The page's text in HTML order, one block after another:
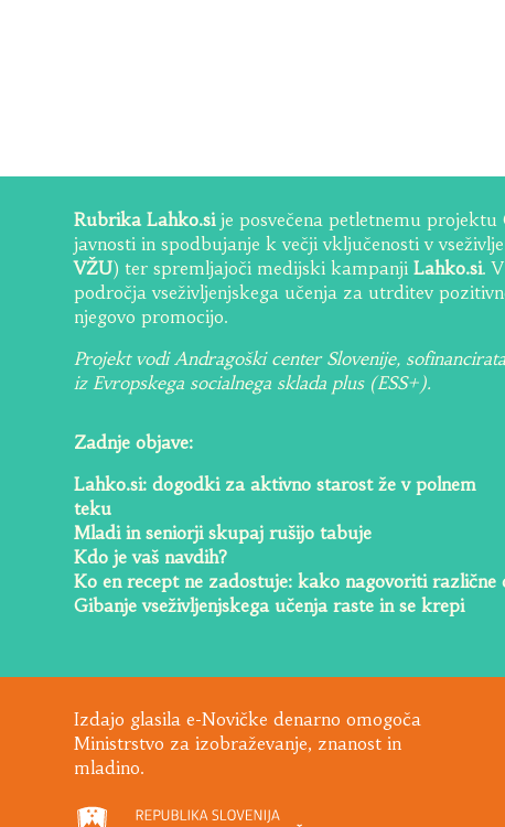
Rubrika Lahko.sije posvečena petletnemu projektu
javnosti in spodbujanje k večji vključenosti v
VŽU) ter spremljajoči medijski kampanji Lahko.si.
področja vseživljenjskega učenja za utrditev
njegovo promocijo.
Projekt vodi Andragoški center Slovenije,
iz Evropskega socialnega sklada plus (ESS+).
Zadnje objave:
Lahko.si: dogodki za aktivno starost že v polnem
teku
Mladi in seniorji skupaj rušijo tabuje
Kdo je vaš navdih?
Ko en recept ne zadostuje: kako nagovoriti različne
Gibanje vseživljenjskega učenja raste in se krepi
Izdajo glasila e-Novičke denarno omogoča
Ministrstvo za izobraževanje, znanost in
mladino.